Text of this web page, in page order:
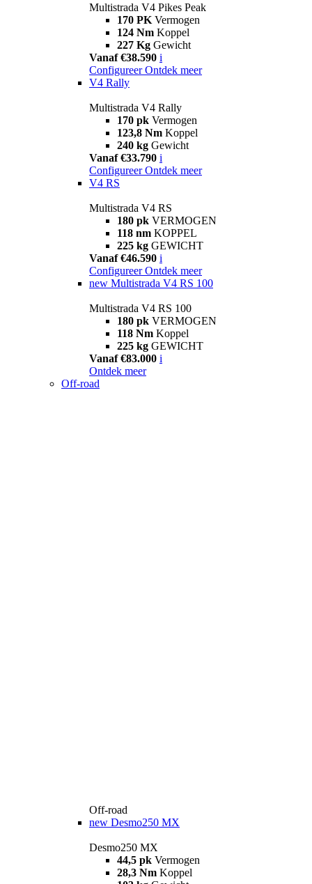
Multistrada V4 Pikes Peak
170 PK Vermogen
124 Nm Koppel
227 Kg Gewicht
Vanaf €38.590 i
Configureer Ontdek meer
V4 Rally
Multistrada V4 Rally
170 pk Vermogen
123,8 Nm Koppel
240 kg Gewicht
Vanaf €33.790 i
Configureer Ontdek meer
V4 RS
Multistrada V4 RS
180 pk VERMOGEN
118 nm KOPPEL
225 kg GEWICHT
Vanaf €46.590 i
Configureer Ontdek meer
new Multistrada V4 RS 100
Multistrada V4 RS 100
180 pk VERMOGEN
118 Nm Koppel
225 kg GEWICHT
Vanaf €83.000 i
Ontdek meer
Off-road
Off-road
new Desmo250 MX
Desmo250 MX
44,5 pk Vermogen
28,3 Nm Koppel